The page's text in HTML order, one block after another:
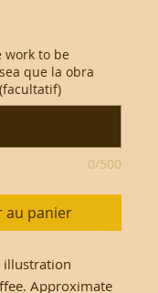
work to be
que la obra
0/500
au panier
illustration
Approximate